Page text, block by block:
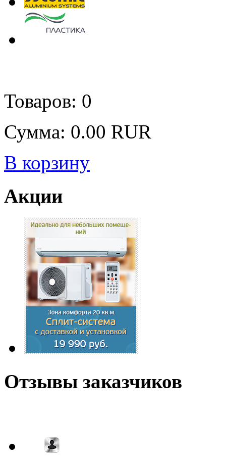
Товаров: 0
Сумма: 0.00 RUR
В корзину
Акции
Отзывы заказчиков